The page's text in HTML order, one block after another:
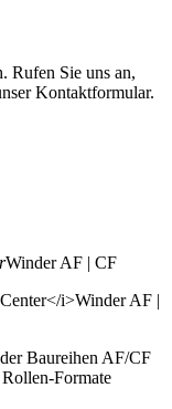
Rufen Sie uns an,
Kontaktformular.
Winder AF | CF
Baureihen AF/CF
Formate